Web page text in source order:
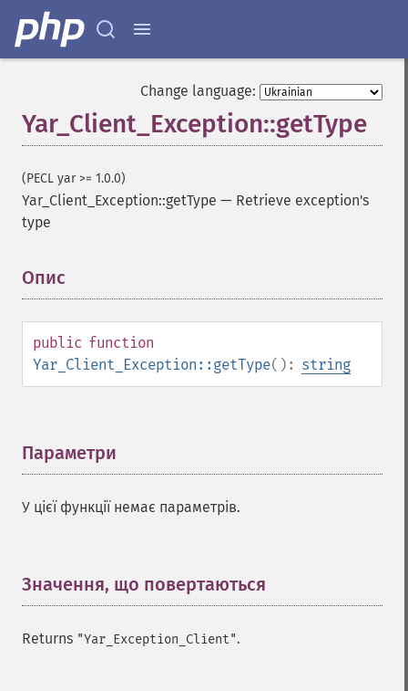
Change language:
Yar_Client_Exception::getType
(PECL yar >= 1.0.0)
Yar_Client_Exception::getType — Retrieve exception's
type
Опис
public function
Yar_Client_Exception::getType(): string
Параметри
У цієї функції немає параметрів.
Значення, що повертаються
Returns "Yar_Exception_Client".